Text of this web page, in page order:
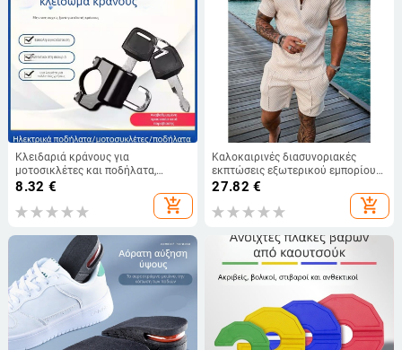
Κλειδαριά κράνους για
μοτοσικλέτες και ποδήλατα,
μοντέλο Universal, μάρκα
Shengwang, μεταλλική κλειδαριά
κατά του κλέφτη, κατάλληλη για
8.32 €
add_shopping_cart
Καλοκαιρινές διασυνοριακές
εκπτώσεις εξωτερικού εμπορίου
το 2024: Ευρωπαϊκά και
αμερικανικά ανδρικά σορτς με
κοντό μανίκι, αθλητικά και casual
27.82 €
add_shopping_cart